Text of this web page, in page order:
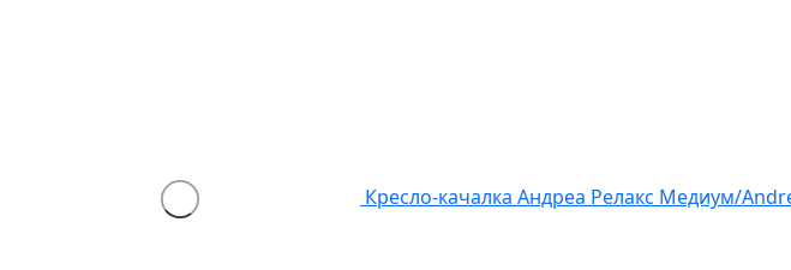
Кресло-качалка Андреа Релакс Медиум/